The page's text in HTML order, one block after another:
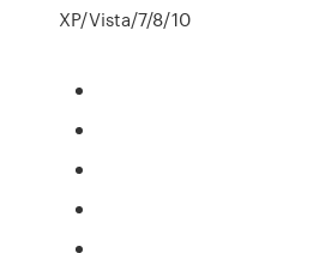
XP/Vista/7/8/10